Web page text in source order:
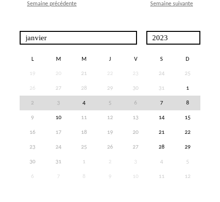
Semaine précédente Semaine suivante
L M M J V S D
19 20 21 22 23 24 25
26 27 28 29 30 31 1
2 3 4 5 6 7 8
9 10 11 12 13 14 15
16 17 18 19 20 21 22
23 24 25 26 27 28 29
30 31 1 2 3 4 5
6 7 8 9 10 11 12